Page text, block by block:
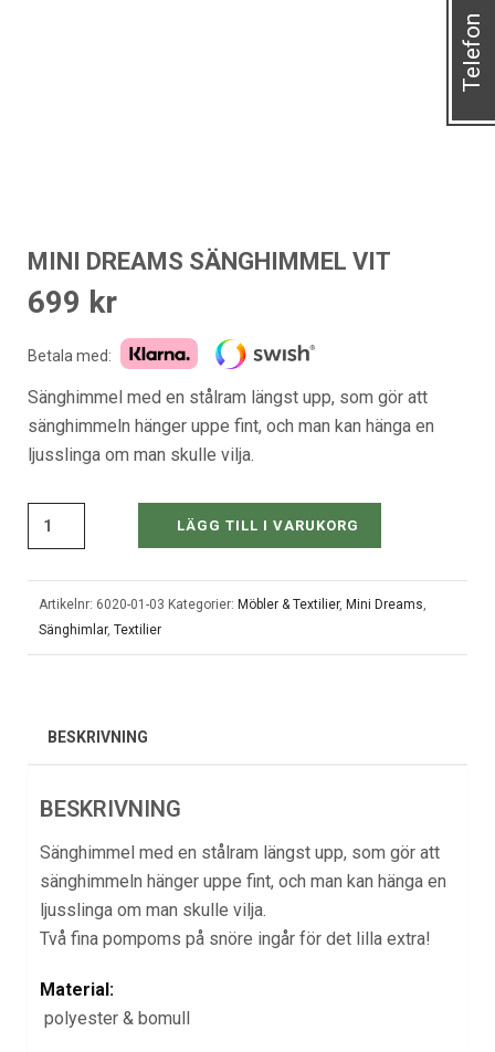
MINI DREAMS SÄNGHIMMEL VIT
699 kr
Betala med:
Sänghimmel med en stålram längst upp, som gör att
sänghimmeln hänger uppe fint, och man kan hänga en
ljusslinga om man skulle vilja.
LÄGG TILL I VARUKORG
Artikelnr: 6020-01-03 Kategorier: Möbler & Textilier, Mini Dreams
Sänghimlar, Textilier
BESKRIVNING
BESKRIVNING
Sänghimmel med en stålram längst upp, som gör att
sänghimmeln hänger uppe fint, och man kan hänga en
ljusslinga om man skulle vilja.
Två fina pompoms på snöre ingår för det lilla extra!
Material:
polyester & bomull
Telefon